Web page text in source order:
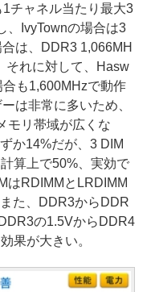
チャネル当たり最大3
、IvyTownの場合は3
は、DDR3 1,066MH
それに対して、Hasw
も1,600MHzで動作
は非常に多いため、
モリ帯域が広くな
か14%だが、3 DIM
算上で50%、実効で
はRDIMMとLRDIMM
た、DDR3からDDR
の1.5VからDDR4
果が大きい。